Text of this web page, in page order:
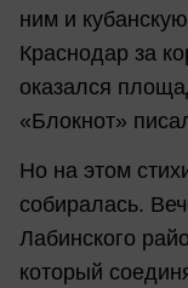
ним и
Краснодар за
оказался
«Блокнот»
Но на этом
собиралась.
Лабинского
который